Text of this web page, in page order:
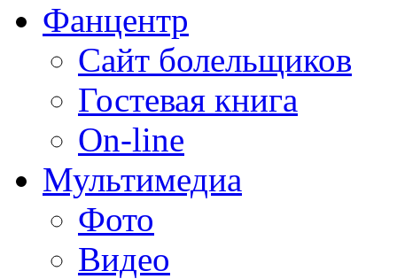
Фанцентр
Сайт болельщиков
Гостевая книга
On-line
Мультимедиа
Фото
Видео